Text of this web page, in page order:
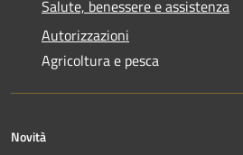
Salute, benessere e assistenza
Autorizzazioni
Agricoltura e pesca
Novità